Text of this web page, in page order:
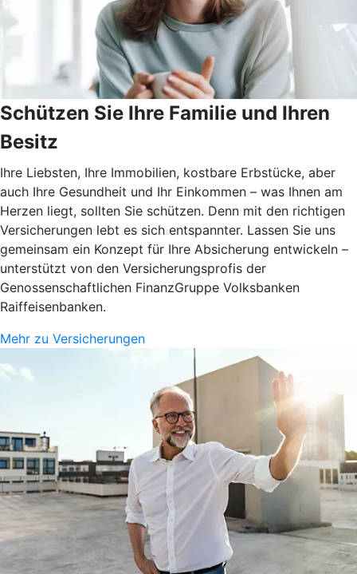
Schützen Sie Ihre Familie und Ihren
Besitz
Ihre Liebsten, Ihre Immobilien, kostbare Erbstücke, aber
auch Ihre Gesundheit und Ihr Einkommen – was Ihnen am
Herzen liegt, sollten Sie schützen. Denn mit den richtigen
Versicherungen lebt es sich entspannter. Lassen Sie uns
gemeinsam ein Konzept für Ihre Absicherung entwickeln –
unterstützt von den Versicherungsprofis der
Genossenschaftlichen FinanzGruppe Volksbanken
Raiffeisenbanken.
Mehr zu Versicherungen